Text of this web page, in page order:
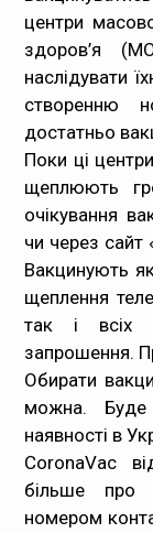
центри
здоров’я
наслідувати
створенню
достатньо
Поки ці
щеплюють
очікування
чи через
Вакцинують
щеплення
так і всіх
запрошення.
Обирати
можна.
наявності в
CoronaVac
більше про
номером